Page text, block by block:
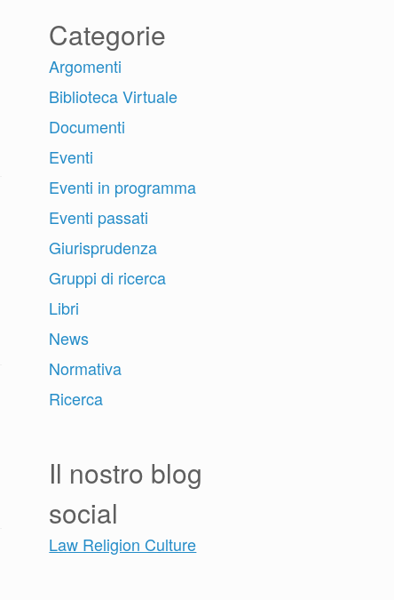
Categorie
Argomenti
Biblioteca Virtuale
Documenti
Eventi
Eventi in programma
Eventi passati
Giurisprudenza
Gruppi di ricerca
Libri
News
Normativa
Ricerca
Il nostro blog
social
Law Religion Culture